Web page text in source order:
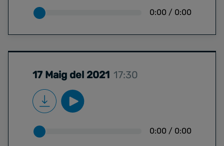
0:00 / 0:00
17 Maig del 2021 17:30
0:00 / 0:00